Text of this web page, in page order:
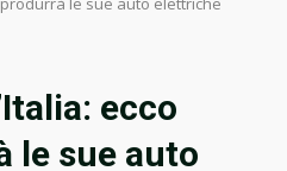
ecco
le sue auto